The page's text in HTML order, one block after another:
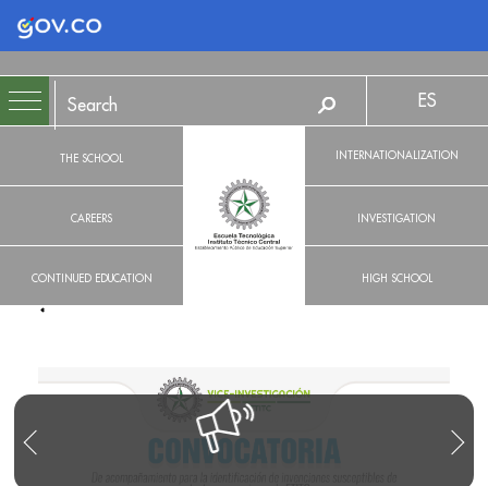
Logo Gobierno de Colombia
THE SCHOOL
CAREERS
CONTINUED EDUCATION
ES
INTERNATIONALIZATION
INVESTIGATION
HIGH SCHOOL